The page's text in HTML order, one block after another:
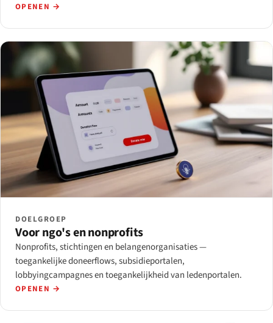
OPENEN →
DOELGROEP
Voor ngo's en nonprofits
Nonprofits, stichtingen en belangenorganisaties —
toegankelijke doneerflows, subsidieportalen,
lobbyingcampagnes en toegankelijkheid van ledenportalen.
OPENEN →